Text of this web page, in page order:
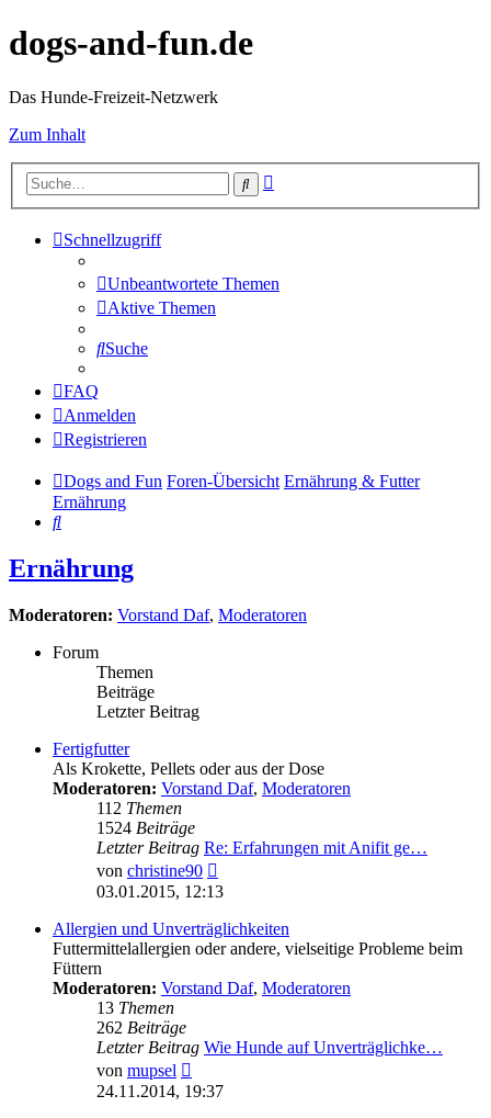
dogs-and-fun.de
Das Hunde-Freizeit-Netzwerk
Zum Inhalt
Suche
Schnellzugriff
Unbeantwortete Themen
Aktive Themen
Suche
FAQ
Anmelden
Registrieren
Dogs and Fun Foren-Übersicht Ernährung & Futter
Ernährung
Suche
Ernährung
Moderatoren: Vorstand Daf, Moderatoren
Forum
Themen
Beiträge
Letzter Beitrag
Fertigfutter
Als Krokette, Pellets oder aus der Dose
Moderatoren: Vorstand Daf, Moderatoren
112 Themen
1524 Beiträge
Letzter Beitrag Re: Erfahrungen mit Anifit ge…
von christine90
Beitrag
03.01.2015, 12:13
Allergien und Unverträglichkeiten
Futtermittelallergien oder andere, vielseitige Probleme beim
Füttern
Moderatoren: Vorstand Daf, Moderatoren
13 Themen
262 Beiträge
Letzter Beitrag Wie Hunde auf Unverträglichke…
von mupsel
Beitrag
24.11.2014, 19:37